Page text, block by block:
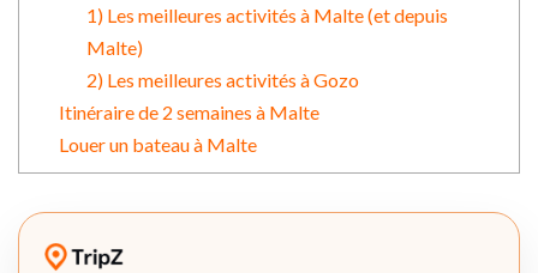
1) Les meilleures activités à Malte (et depuis
Malte)
2) Les meilleures activités à Gozo
Itinéraire de 2 semaines à Malte
Louer un bateau à Malte